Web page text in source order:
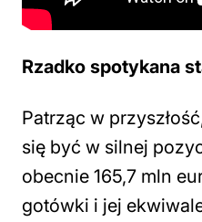
Rzadko spotykana
Patrząc w
się być w silnej
obecnie 165,7 mln
gotówki i jej